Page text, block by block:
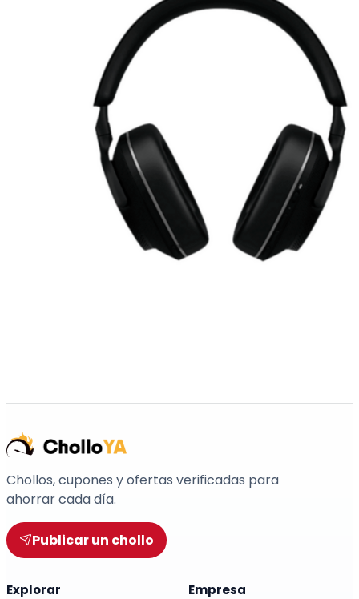
Chollos, cupones y ofertas verificadas para
ahorrar cada día.
Publicar un chollo
Explorar Empresa